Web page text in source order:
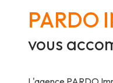
PARDO
vous